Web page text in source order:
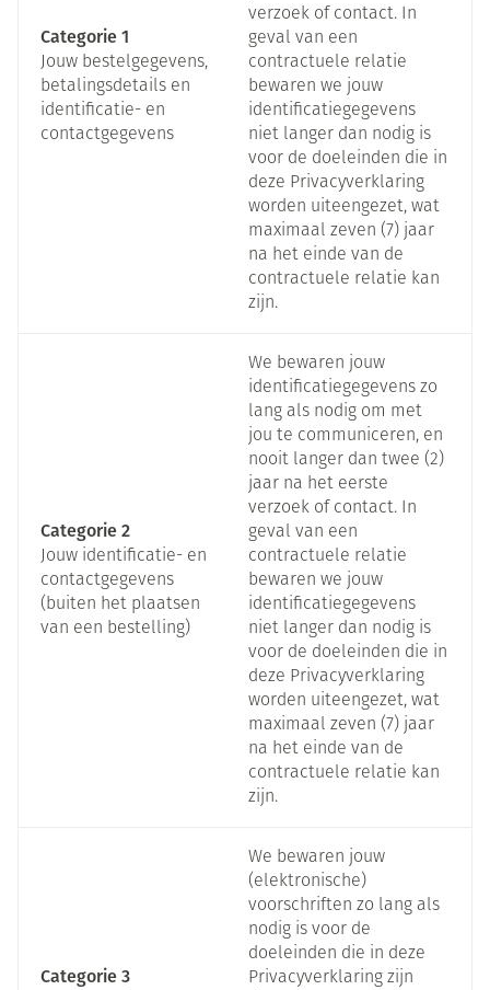
Categorie 1
Jouw bestelgegevens,
betalingsdetails en
identificatie- en
contactgegevens
verzoek of contact. In
geval van een
contractuele relatie
bewaren we jouw
identificatiegegevens
niet langer dan nodig is
voor de doeleinden die in
deze Privacyverklaring
worden uiteengezet, wat
maximaal zeven (7) jaar
na het einde van de
contractuele relatie kan
zijn.
Categorie 2
Jouw identificatie- en
contactgegevens
(buiten het plaatsen
van een bestelling)
We bewaren jouw
identificatiegegevens zo
lang als nodig om met
jou te communiceren, en
nooit langer dan twee (2)
jaar na het eerste
verzoek of contact. In
geval van een
contractuele relatie
bewaren we jouw
identificatiegegevens
niet langer dan nodig is
voor de doeleinden die in
deze Privacyverklaring
worden uiteengezet, wat
maximaal zeven (7) jaar
na het einde van de
contractuele relatie kan
zijn.
Categorie 3
We bewaren jouw
(elektronische)
voorschriften zo lang als
nodig is voor de
doeleinden die in deze
Privacyverklaring zijn